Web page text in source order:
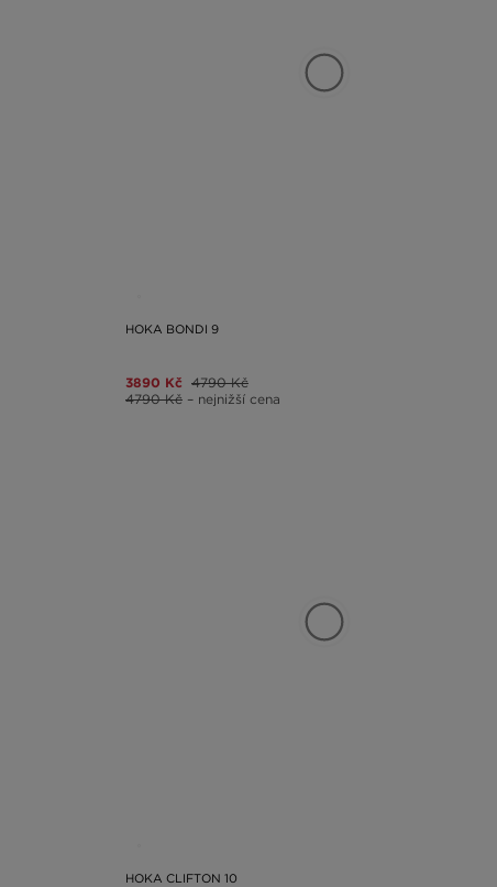
HOKA BONDI 9
3890 Kč 4790 Kč
4790 Kč – nejnižší cena
HOKA CLIFTON 10